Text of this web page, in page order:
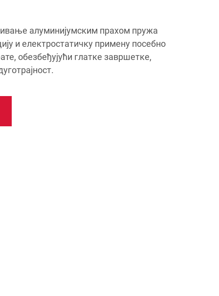
алуминијумским прахом пружа
и електростатичку примену посебно
обезбеђујући глатке завршетке,